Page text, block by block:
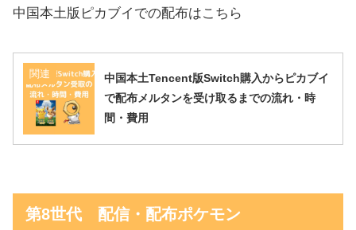
中国本土版ピカブイでの配布はこちら
関連
中国本土Tencent版Switch購入からピカブイ
で配布メルタンを受け取るまでの流れ・時
間・費用
第8世代 配信・配布ポケモン